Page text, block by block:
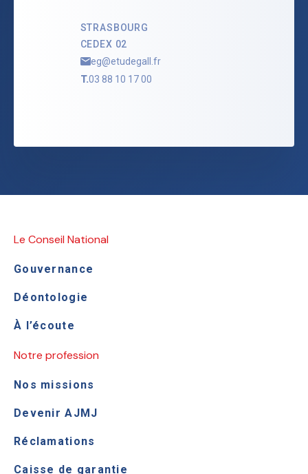
STRASBOURG
CEDEX 02
eg@etudegall.fr
T.03 88 10 17 00
Le Conseil National
Gouvernance
Déontologie
À l’écoute
Notre profession
Nos missions
Devenir AJMJ
Réclamations
Caisse de garantie